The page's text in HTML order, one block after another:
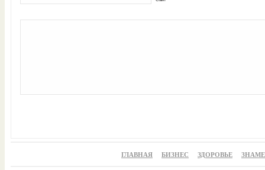
ГЛАВНАЯ БИЗНЕС ЗДОРОВЬЕ